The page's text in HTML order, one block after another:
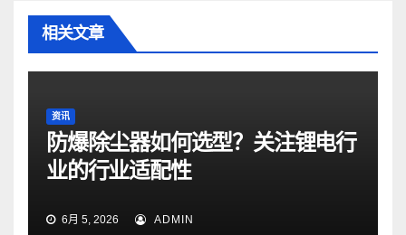
相关文章
资讯
防爆除尘器如何选型？关注锂电行
业的行业适配性
6月 5, 2026 ADMIN